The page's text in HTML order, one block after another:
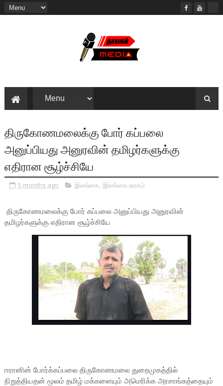
திருகோணமலைக்கு போர் கப்பலை
அனுப்பியது அனுரவின் தமிழர்களுக்கு
எதிரான சூழ்ச்சியே
5 months ago இலங்கை, இலங்கை.உலகம்
திருகோணமலைக்கு போர் கப்பலை அனுப்பியது அனுரவின்
தமிழர்களுக்கு எதிரான சூழ்ச்சியே
ஈரானின் போர்க்கப்பலை திருகோணமலை துறைமுகத்தில்
நிறுத்தியதன் மூலம் தமிழ் மக்களையும் அமெரிக்க அரசாங்கத்தையும்